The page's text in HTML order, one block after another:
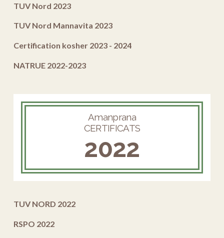
TUV Nord 2023
TUV Nord Mannavita 2023
Certification kosher 2023 - 2024
NATRUE 2022-2023
Amanprana
CERTIFICATS
2022
TUV NORD 2022
RSPO 2022